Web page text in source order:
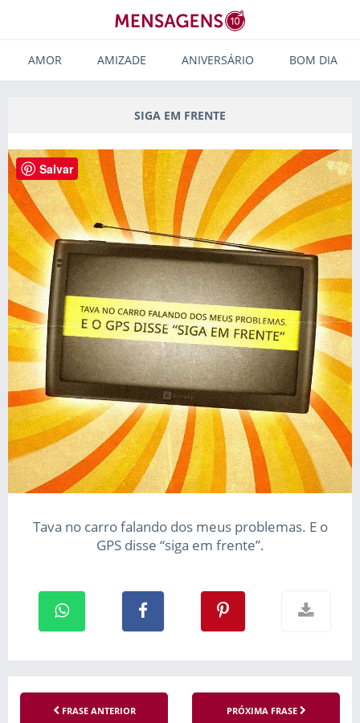
AMOR AMIZADE ANIVERSÁRIO BOM DIA
SIGA EM FRENTE
Tava no carro falando dos meus problemas. E o
GPS disse “siga em frente”.
FRASE ANTERIOR PRÓXIMA FRASE
Salvar